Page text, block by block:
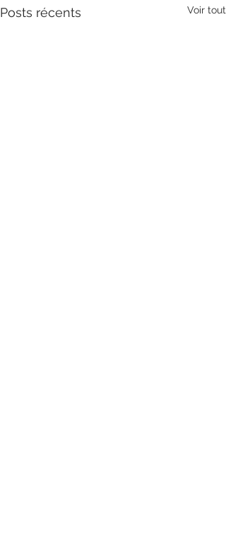
Posts récents Voir tout